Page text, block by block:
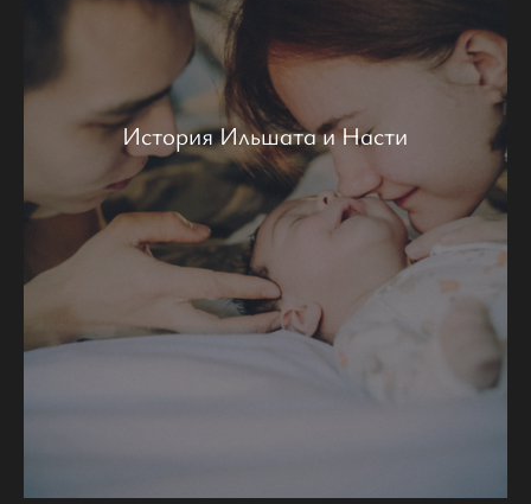
История Ильшата и Насти